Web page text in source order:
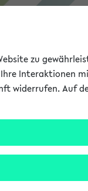
zu
Interaktionen
widerrufen. Auf